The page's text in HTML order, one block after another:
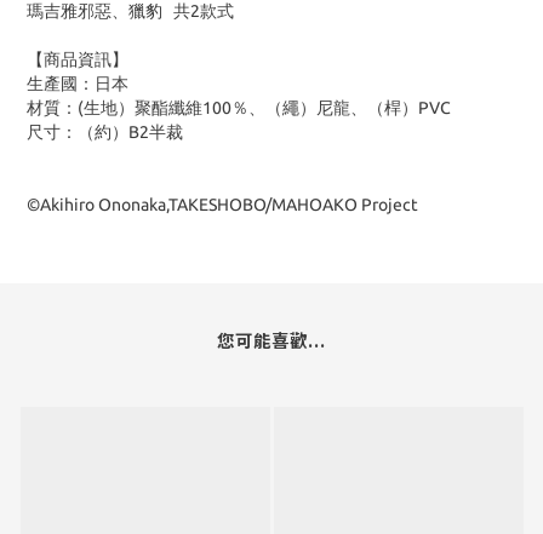
瑪吉雅邪惡、獵豹 共2款式
【商品資訊】
生產國：日本
材質：(生地）聚酯纖維100％、（繩）尼龍、（桿）PVC
尺寸：（約）B2半裁
©Akihiro Ononaka,TAKESHOBO/MAHOAKO Project
您可能喜歡...